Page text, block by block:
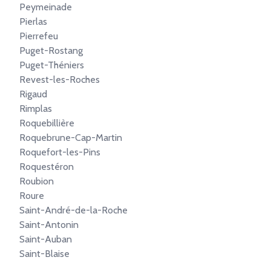
Peymeinade
Pierlas
Pierrefeu
Puget-Rostang
Puget-Théniers
Revest-les-Roches
Rigaud
Rimplas
Roquebillière
Roquebrune-Cap-Martin
Roquefort-les-Pins
Roquestéron
Roubion
Roure
Saint-André-de-la-Roche
Saint-Antonin
Saint-Auban
Saint-Blaise